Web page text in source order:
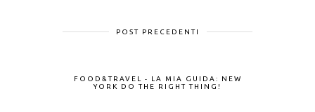
POST PRECEDENTI
FOOD&TRAVEL - LA MIA GUIDA: NEW
YORK DO THE RIGHT THING!